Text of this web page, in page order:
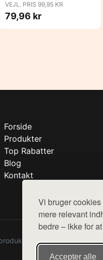
Vi bruger
mere relevant
bedre – ikke for
Accepter alle
Blue/Dusty Blue Mix
VEJL. PRIS 99,95 KR
79,96 kr
Forside
Produkter
Top Rabatter
Blog
Kontakt
fra diverse